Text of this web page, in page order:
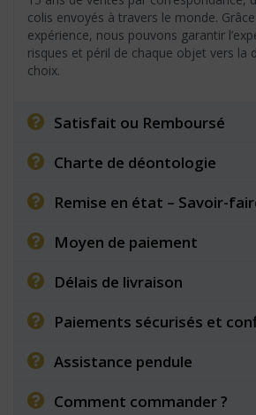
colis envoyés à travers le monde.
expérience, nous pouvons garantir
risques et péril de chaque objet vers la
choix.
Satisfait ou Remboursé
Charte de déontologie
Remise en état – Savoir-
Moyen de paiement
Délais de livraison
Paiements sécurisés et
Assistance pendule
Comment commander ?